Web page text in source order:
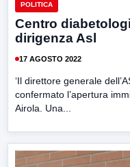
POLITICA
Centro
dirigenza Asl
17 AGOSTO 2022
‘Il direttore generale
confermato l’apertura
Airola. Una...